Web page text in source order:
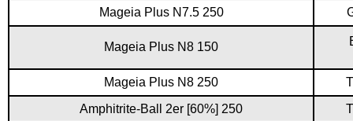
Mageia Plus N7.5 250
Mageia Plus N8 150
Mageia Plus N8 250
Amphitrite-Ball 2er [60%] 250